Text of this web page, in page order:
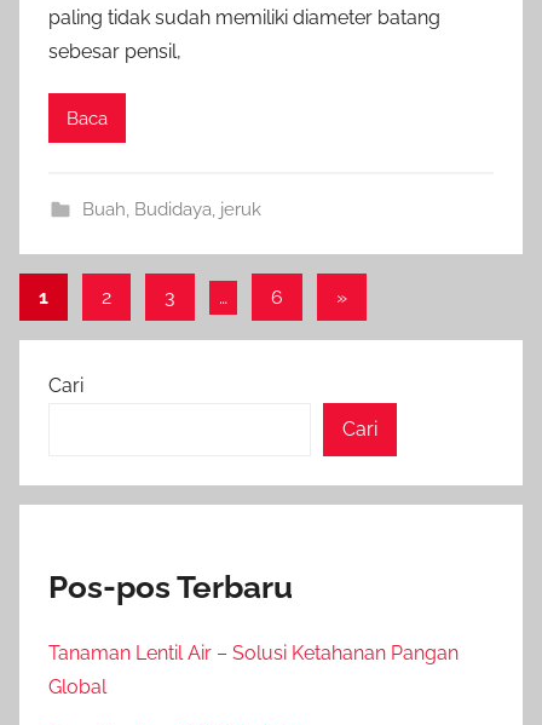
paling tidak sudah memiliki diameter batang
sebesar pensil,
Baca
Buah, Budidaya, jeruk
Paginasi
pos
1 2 3 … 6
Next
»
Cari
Cari
Pos-pos Terbaru
Tanaman Lentil Air – Solusi Ketahanan Pangan
Global